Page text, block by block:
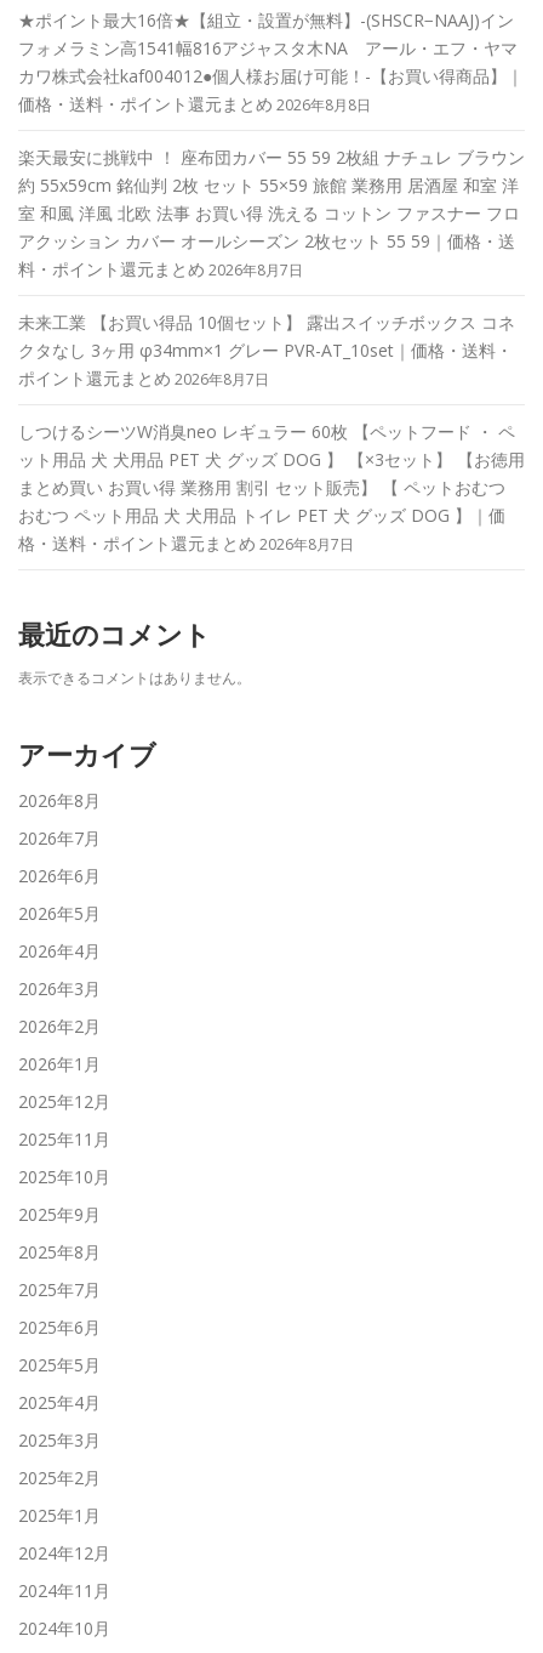
★ポイント最大16倍★【組立・設置が無料】-(SHSCR−NAAJ)イン
フォメラミン高1541幅816アジャスタ木NA アール・エフ・ヤマ
カワ株式会社kaf004012●個人様お届け可能！-【お買い得商品】｜
価格・送料・ポイント還元まとめ 2026年8月8日
楽天最安に挑戦中 ！ 座布団カバー 55 59 2枚組 ナチュレ ブラウン
約 55x59cm 銘仙判 2枚 セット 55×59 旅館 業務用 居酒屋 和室 洋
室 和風 洋風 北欧 法事 お買い得 洗える コットン ファスナー フロ
アクッション カバー オールシーズン 2枚セット 55 59｜価格・送
料・ポイント還元まとめ 2026年8月7日
未来工業 【お買い得品 10個セット】 露出スイッチボックス コネ
クタなし 3ヶ用 φ34mm×1 グレー PVR-AT_10set｜価格・送料・
ポイント還元まとめ 2026年8月7日
しつけるシーツW消臭neo レギュラー 60枚 【ペットフード ・ ペ
ット用品 犬 犬用品 PET 犬 グッズ DOG 】 【×3セット】 【お徳用
まとめ買い お買い得 業務用 割引 セット販売】 【 ペットおむつ
おむつ ペット用品 犬 犬用品 トイレ PET 犬 グッズ DOG 】｜価
格・送料・ポイント還元まとめ 2026年8月7日
最近のコメント
表示できるコメントはありません。
アーカイブ
2026年8月
2026年7月
2026年6月
2026年5月
2026年4月
2026年3月
2026年2月
2026年1月
2025年12月
2025年11月
2025年10月
2025年9月
2025年8月
2025年7月
2025年6月
2025年5月
2025年4月
2025年3月
2025年2月
2025年1月
2024年12月
2024年11月
2024年10月